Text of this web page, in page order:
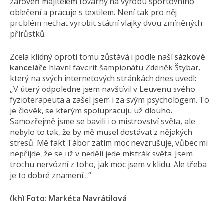
oblečení a pracuje s textilem. Není tak pro něj
problém nechat vyrobit státní vlajky dvou zmíněných
přírůstků.
Zcela klidný oproti tomu zůstává i podle našísázkové
kanceláře hlavní favorit šampionátu Zdeněk Štybar,
který na svých internetových stránkách dnes uvedl:
„V úterý odpoledne jsem navštívil v Leuvenu svého
fyzioterapeuta a zašel jsem i za svým psychologem. To
je člověk, se kterým spolupracuju už dlouho.
Samozřejmě jsme se bavili i o mistrovství světa, ale
nebylo to tak, že by mě musel dostávat z nějakých
stresů. Mě fakt Tábor zatím moc nevzrušuje, vůbec mi
nepřijde, že se už v neděli jede mistrák světa. Jsem
trochu nervózní z toho, jak moc jsem v klidu. Ale třeba
je to dobré znamení…“
(kh) Foto: Markéta Navrátilová